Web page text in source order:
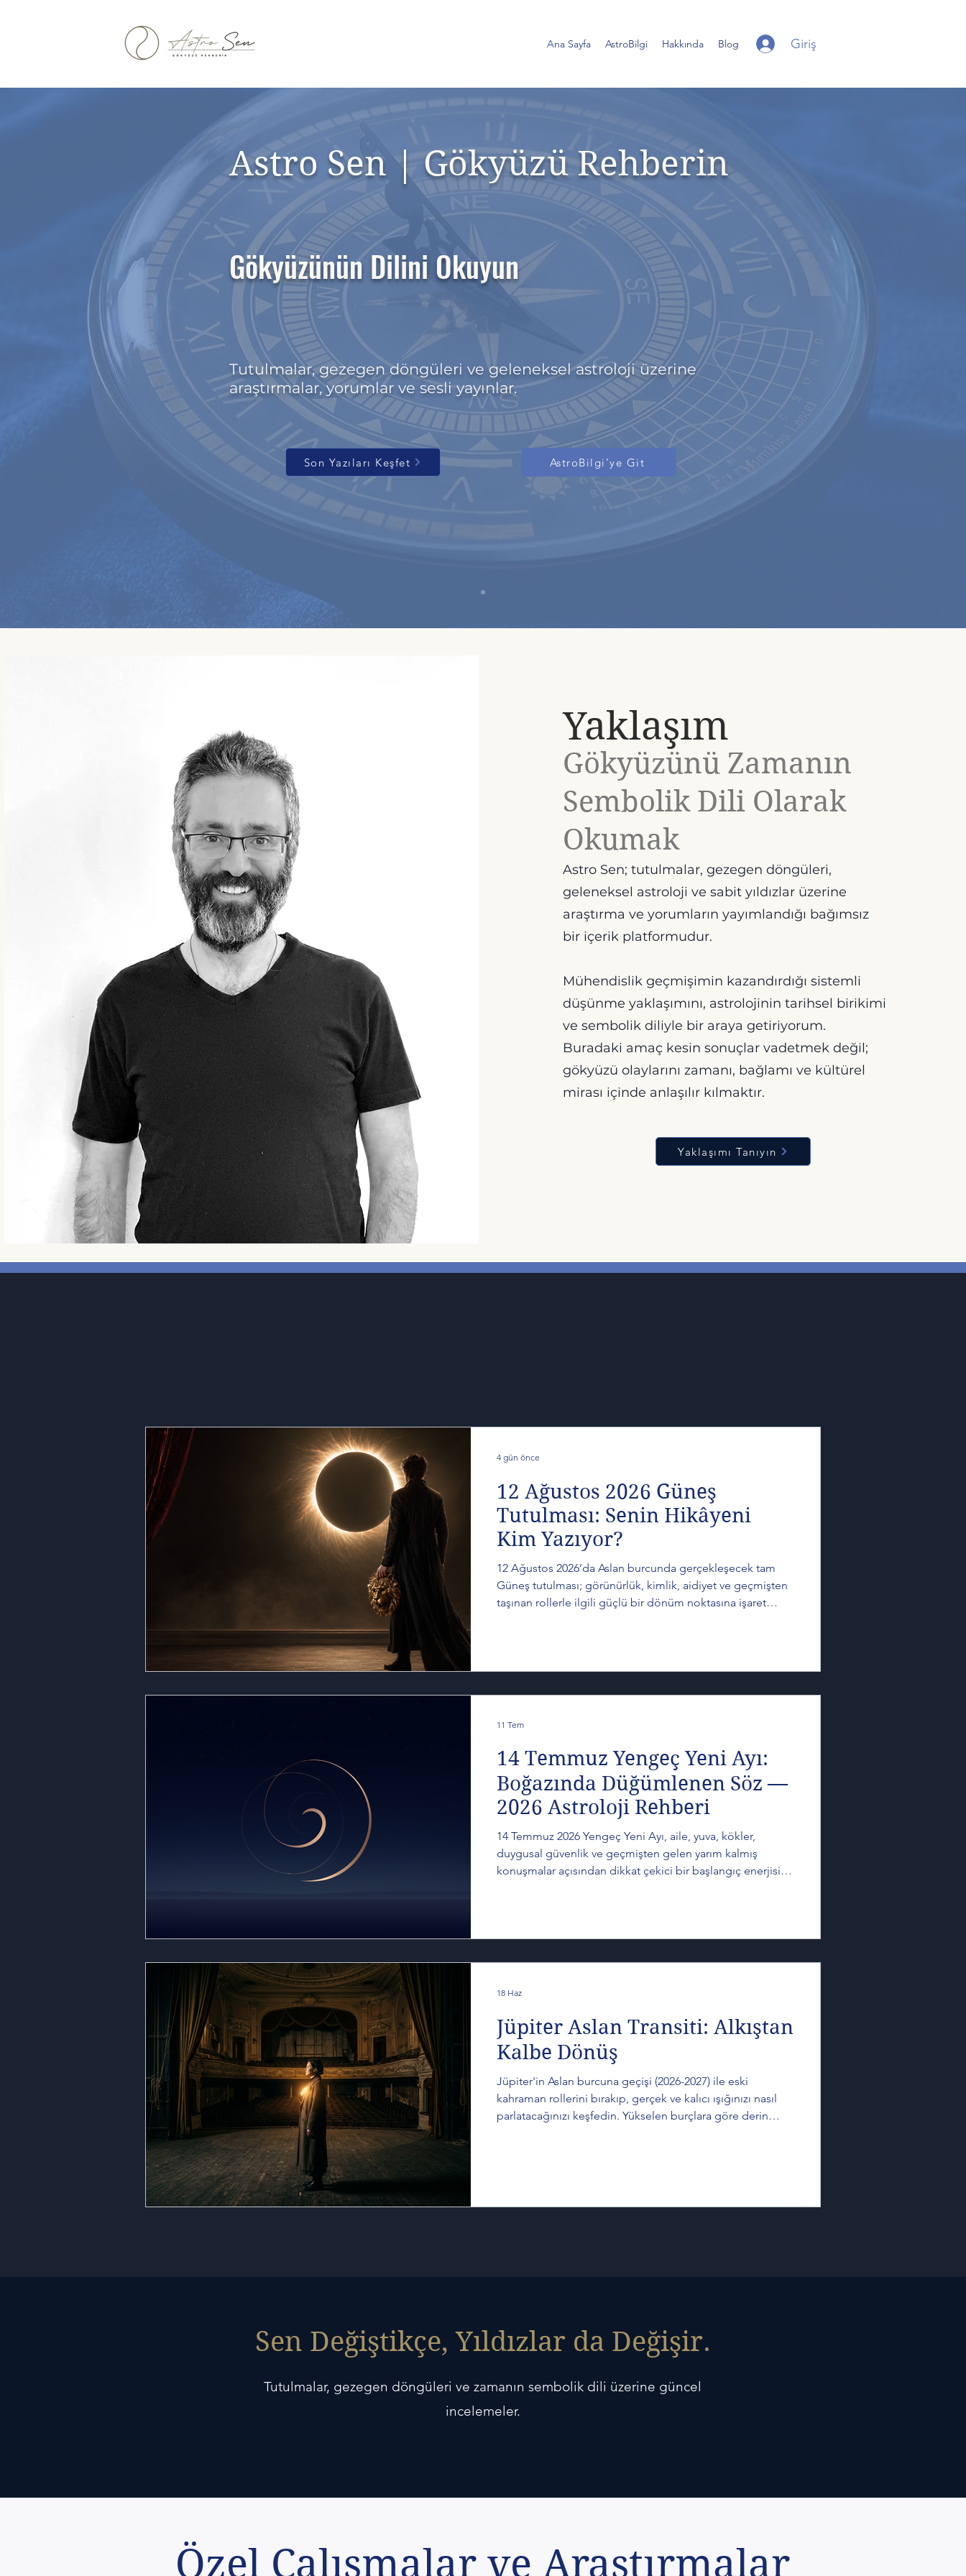
Ana Sayfa AstroBilgi Hakkında Blog Giriş
Astro Sen | Gökyüzü Rehberin
Gökyüzünün Dilini Okuyun
Tutulmalar, gezegen döngüleri ve geleneksel astroloji üzerine
araştırmalar, yorumlar ve sesli yayınlar.
Son Yazıları Keşfet AstroBilgi’ye Git
Yaklaşım
Gökyüzünü Zamanın
Sembolik Dili Olarak
Okumak
Astro Sen; tutulmalar, gezegen döngüleri,
geleneksel astroloji ve sabit yıldızlar üzerine
araştırma ve yorumların yayımlandığı bağımsız
bir içerik platformudur.
Mühendislik geçmişimin kazandırdığı sistemli
düşünme yaklaşımını, astrolojinin tarihsel birikimi
ve sembolik diliyle bir araya getiriyorum.
Buradaki amaç kesin sonuçlar vadetmek değil;
gökyüzü olaylarını zamanı, bağlamı ve kültürel
mirası içinde anlaşılır kılmaktır.
Yaklaşımı Tanıyın
12 Ağustos 2026 Güneş
Tutulması: Senin Hikâyeni
Kim Yazıyor?
12 Ağustos 2026’da Aslan burcunda gerçekleşecek tam
Güneş tutulması; görünürlük, kimlik, aidiyet ve geçmişten
taşınan rollerle ilgili güçlü bir dönüm noktasına işaret
sürdürmek yerine kendi ışığını daha sahici bir yerden nasıl
4 gün önce
14 Temmuz Yengeç Yeni Ayı:
Boğazında Düğümlenen Söz —
2026 Astroloji Rehberi
14 Temmuz 2026 Yengeç Yeni Ayı, aile, yuva, kökler,
duygusal güvenlik ve geçmişten gelen yarım kalmış
konuşmalar açısından dikkat çekici bir başlangıç enerjisi
yalnızca “yeni bir başlangıç” olarak okunmamalı. Daha
11 Tem
Jüpiter Aslan Transiti: Alkıştan
Kalbe Dönüş
Jüpiter'in Aslan burcuna geçişi (2026-2027) ile eski
kahraman rollerini bırakıp, gerçek ve kalıcı ışığınızı nasıl
parlatacağınızı keşfedin. Yükselen burçlara göre derin
18 Haz
Sen Değiştikçe, Yıldızlar da Değişir.
Tutulmalar, gezegen döngüleri ve zamanın sembolik dili üzerine güncel
incelemeler.
Özel Çalışmalar ve Araştırmalar